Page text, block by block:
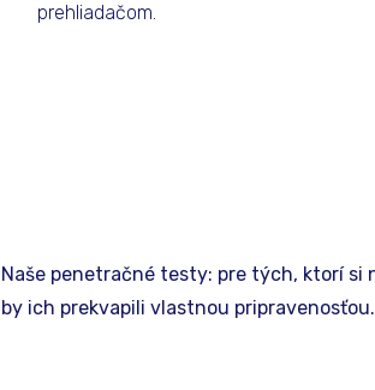
prehliadačom.
Naše penetračné testy: pre tých, ktorí si
by ich prekvapili vlastnou pripravenosťou.